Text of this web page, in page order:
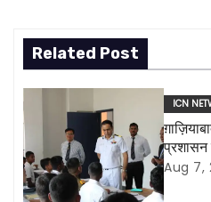
t
n
a
v
i
Related Post
ICN
प्रशासन
Aug 7,